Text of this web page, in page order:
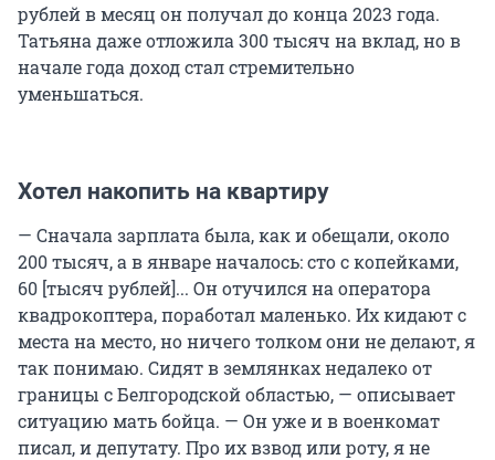
рублей в месяц он получал до конца 2023 года.
Татьяна даже отложила 300 тысяч на вклад, но в
начале года доход стал стремительно
уменьшаться.
Хотел накопить на квартиру
— Сначала зарплата была, как и обещали, около
200 тысяч, а в январе началось: сто с копейками,
60 [тысяч рублей]... Он отучился на оператора
квадрокоптера, поработал маленько. Их кидают с
места на место, но ничего толком они не делают, я
так понимаю. Сидят в землянках недалеко от
границы с Белгородской областью, — описывает
ситуацию мать бойца. — Он уже и в военкомат
писал, и депутату. Про их взвод или роту, я не